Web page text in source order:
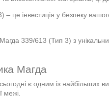
це інвестиція у безпеку
Магда 339/613 (Тип 3) з
Магда
є одним із найбільших
межі.